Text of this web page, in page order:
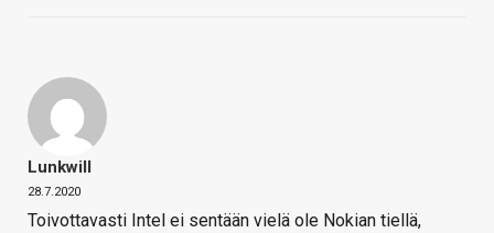
Lunkwill
28.7.2020
Toivottavasti Intel ei sentään vielä ole Nokian tiellä,